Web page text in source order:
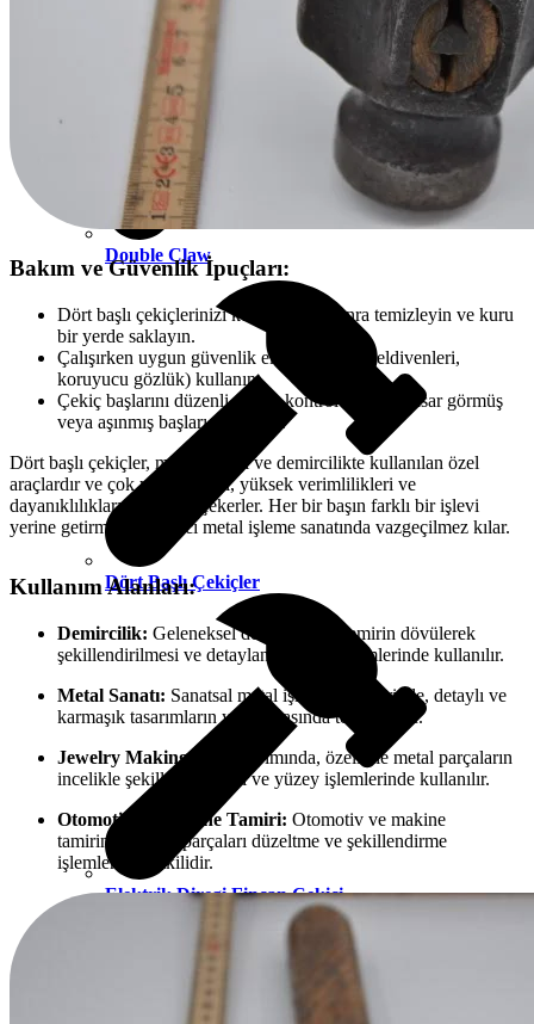
Double Claw
Dört Başlı Çekiçler
Elektrik Diregi Fincan Çekici
Bakım ve Güvenlik İpuçları:
Dört başlı çekiçlerinizi kullanımdan sonra temizleyin ve kuru
bir yerde saklayın.
Çalışırken uygun güvenlik ekipmanları (iş eldivenleri,
koruyucu gözlük) kullanın.
Çekiç başlarını düzenli olarak kontrol edin ve hasar görmüş
veya aşınmış başları değiştirin.
Dört başlı çekiçler, metal işçiliği ve demircilikte kullanılan özel
araçlardır ve çok yönlülükleri, yüksek verimlilikleri ve
dayanıklılıkları ile dikkat çekerler. Her bir başın farklı bir işlevi
yerine getirmesi, bu aracı metal işleme sanatında vazgeçilmez kılar.
Kullanım Alanları:
Demircilik: Geleneksel demircilikte, demirin dövülerek
şekillendirilmesi ve detaylandırılması işlemlerinde kullanılır.
Metal Sanatı: Sanatsal metal işleme projelerinde, detaylı ve
karmaşık tasarımların yaratılmasında tercih edilir.
Jewelry Making:
Takı yapımında, özellikle metal parçaların
incelikle şekillendirilmesi ve yüzey işlemlerinde kullanılır.
Otomotiv ve Makine Tamiri: Otomotiv ve makine
tamirinde, metal parçaları düzeltme ve şekillendirme
işlemlerinde etkilidir.